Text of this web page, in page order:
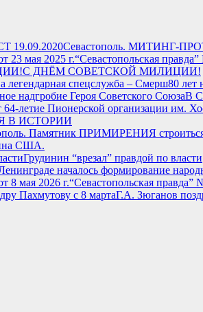
Севастополь. МИТИНГ-
“Севастопольская
С ДНЁМ СОВЕТСКОЙ МИЛИЦИИ!
80 лет
В
В ИСТОРИИ
США.
Грудинин “врезал” правдой по власти
“Севастопольская правда”
Г.А. Зюганов